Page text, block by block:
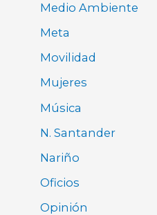
Medio Ambiente
Meta
Movilidad
Mujeres
Música
N. Santander
Nariño
Oficios
Opinión